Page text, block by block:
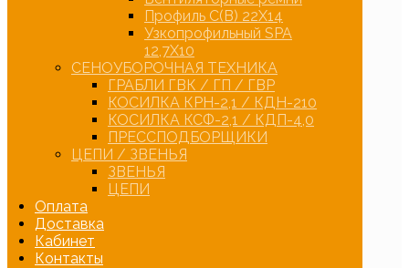
Профиль С(В) 22Х14
Узкопрофильный SPA
12,7Х10
СЕНОУБОРОЧНАЯ ТЕХНИКА
ГРАБЛИ ГВК / ГП / ГВР
КОСИЛКА КРН-2,1 / КДН-210
КОСИЛКА КСФ-2,1 / КДП-4,0
ПРЕССПОДБОРЩИКИ
ЦЕПИ / ЗВЕНЬЯ
ЗВЕНЬЯ
ЦЕПИ
Оплата
Доставка
Кабинет
Контакты